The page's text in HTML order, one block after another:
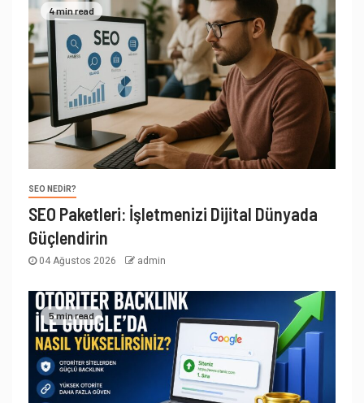
4 min read
SEO NEDIR?
SEO Paketleri: İşletmenizi Dijital Dünyada
Güçlendirin
04 Ağustos 2026 admin
5 min read